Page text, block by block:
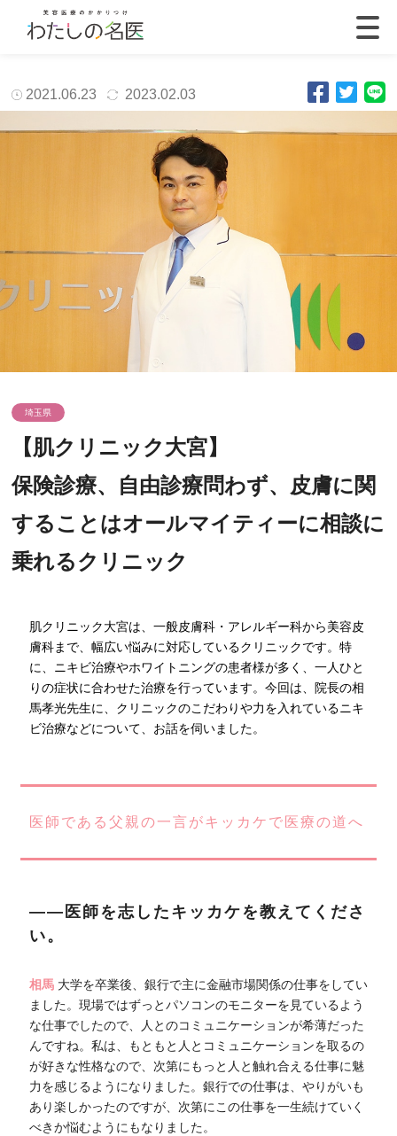
2021.06.23 2023.02.03
埼玉県
【肌クリニック大宮】
保険診療、自由診療問わず、皮膚に関
することはオールマイティーに相談に
乗れるクリニック
肌クリニック大宮は、一般皮膚科・アレルギー科から美容皮
膚科まで、幅広い悩みに対応しているクリニックです。特
に、ニキビ治療やホワイトニングの患者様が多く、一人ひと
りの症状に合わせた治療を行っています。今回は、院長の相
馬孝光先生に、クリニックのこだわりや力を入れているニキ
ビ治療などについて、お話を伺いました。
医師である父親の一言がキッカケで医療の道へ
――医師を志したキッカケを教えてくださ
い。
相馬 大学を卒業後、銀行で主に金融市場関係の仕事をしてい
ました。現場ではずっとパソコンのモニターを見ているよう
な仕事でしたので、人とのコミュニケーションが希薄だった
んですね。私は、もともと人とコミュニケーションを取るの
が好きな性格なので、次第にもっと人と触れ合える仕事に魅
力を感じるようになりました。銀行での仕事は、やりがいも
あり楽しかったのですが、次第にこの仕事を一生続けていく
べきか悩むようにもなりました。